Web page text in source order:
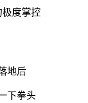
极度掌控
地后
下拳头